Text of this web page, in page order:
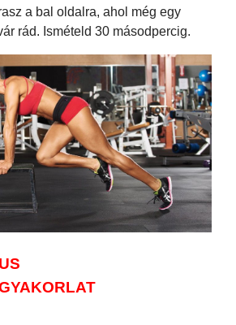
a bal oldalra, ahol még egy
rád. Ismételd 30 másodpercig.